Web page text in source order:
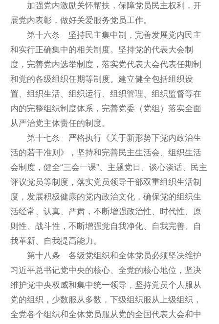
加强党内激励关怀帮扶，保障党员民主权利，开
展党内表彰，做好关爱服务党员工作。
第十六条 坚持民主集中制，完善发展党内民主
和实行正确集中的相关制度。坚持党的代表大会制
度，完善党内选举制度，落实党代表大会代表任期制
和党的各级组织任期等制度。建立健全包括组织设
置、组织生活、组织运行、组织管理、组织监督等在
内的完整组织制度体系，完善党委（党组）落实全面
从严治党主体责任的制度。
第十七条 严格执行《关于新形势下党内政治生
活的若干准则》，坚持和完善民主生活会、组织生活
会制度，健全“三会一课”、主题党日、谈心谈话、民主
评议党员等制度，落实党员领导干部双重组织生活制
度，发展积极健康的党内政治文化，确保党的组织生
活经常、认真、严肃，不断增强政治性、时代性、原
则性、战斗性，不断增强党自我净化、自我完善、自
我革新、自我提高能力。
第十八条 各级党组织和全体党员必须坚决维护
习近平总书记党中央的核心、全党的核心地位，坚决
维护党中央权威和集中统一领导，坚持党员个人服从
党的组织，少数服从多数，下级组织服从上级组织，
全党各个组织和全体党员服从党的全国代表大会和中